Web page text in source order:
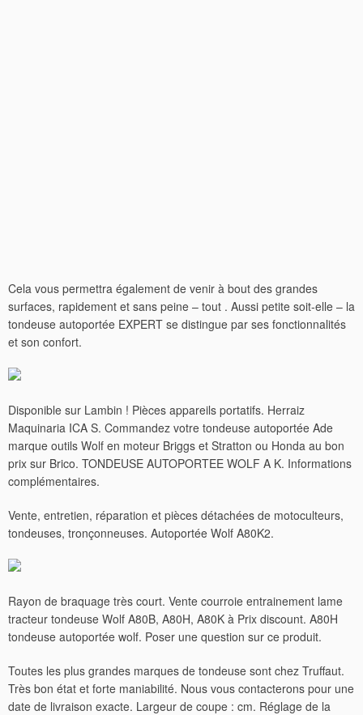
Cela vous permettra également de venir à bout des grandes
surfaces, rapidement et sans peine – tout . Aussi petite soit-elle – la
tondeuse autoportée EXPERT se distingue par ses fonctionnalités
et son confort.
Disponible sur Lambin ! Pièces appareils portatifs. Herraiz
Maquinaria ICA S. Commandez votre tondeuse autoportée Ade
marque outils Wolf en moteur Briggs et Stratton ou Honda au bon
prix sur Brico. TONDEUSE AUTOPORTEE WOLF A K. Informations
complémentaires.
Vente, entretien, réparation et pièces détachées de motoculteurs,
tondeuses, tronçonneuses. Autoportée Wolf A80K2.
Rayon de braquage très court. Vente courroie entrainement lame
tracteur tondeuse Wolf A80B, A80H, A80K à Prix discount. A80H
tondeuse autoportée wolf. Poser une question sur ce produit.
Toutes les plus grandes marques de tondeuse sont chez Truffaut.
Très bon état et forte maniabilité. Nous vous contacterons pour une
date de livraison exacte. Largeur de coupe : cm. Réglage de la